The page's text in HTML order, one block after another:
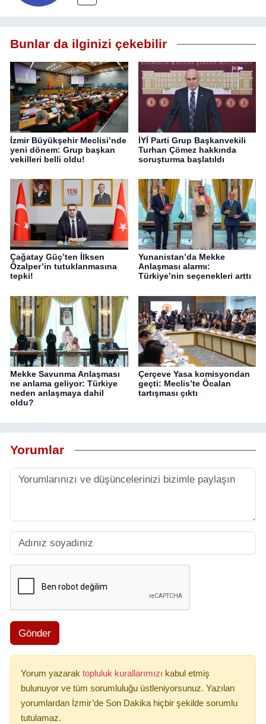
Bunlar da ilginizi çekebilir
İzmir Büyükşehir Meclisi’nde
yeni dönem: Grup başkan
vekilleri belli oldu!
İYİ Parti Grup Başkanvekili
Turhan Çömez hakkında
soruşturma başlatıldı
Çağatay Güç’ten İlksen
Özalper’in tutuklanmasına
tepki!
Yunanistan’da Mekke
Anlaşması alarmı:
Türkiye’nin seçenekleri arttı
Mekke Savunma Anlaşması
ne anlama geliyor: Türkiye
neden anlaşmaya dahil
oldu?
Çerçeve Yasa komisyondan
geçti: Meclis’te Öcalan
tartışması çıktı
Yorumlar
Gönder
Yorum yazarak topluluk kurallarımızı kabul etmiş
bulunuyor ve tüm sorumluluğu üstleniyorsunuz. Yazılan
yorumlardan İzmir’de Son Dakika hiçbir şekilde sorumlu
tutulamaz.